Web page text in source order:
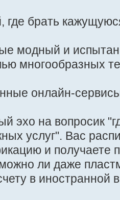
где брать
модный и
многообразных
онлайн-
эхо на вопросик
услуг". Вас
и получаете
ли даже
в иностранной